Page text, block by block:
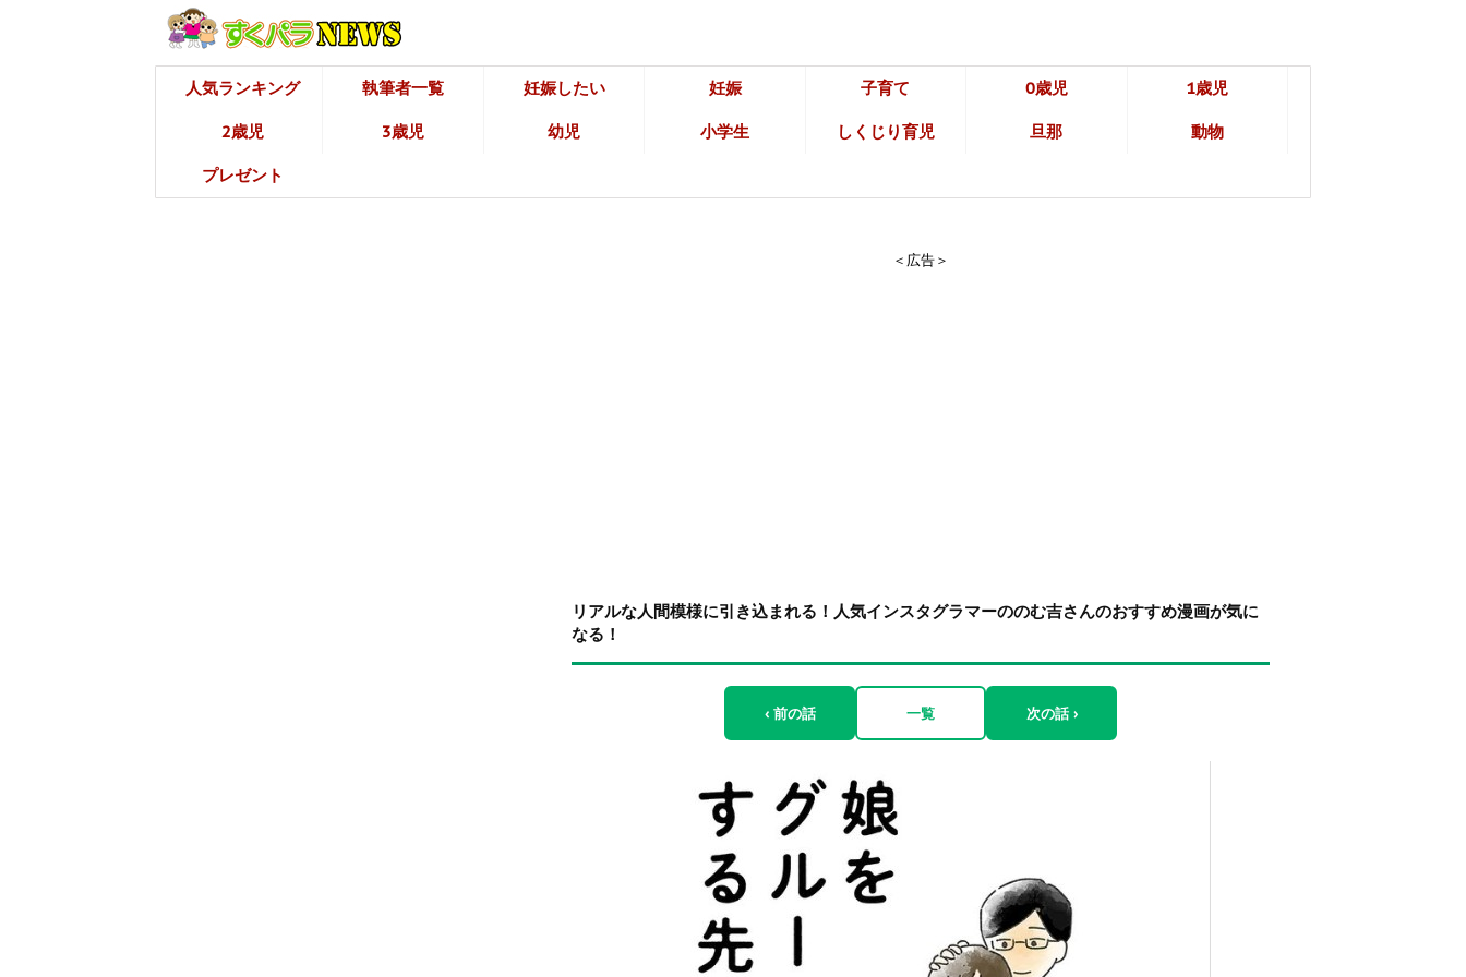
人気ランキング 執筆者一覧 妊娠したい 妊娠 子育て 0歳児 1歳児
2歳児 3歳児 幼児 小学生 しくじり育児 旦那 動物
プレゼント
＜広告＞
リアルな人間模様に引き込まれる！人気インスタグラマーののむ吉さんのおすすめ漫画が気に
なる！
‹ 前の話 一覧 次の話 ›